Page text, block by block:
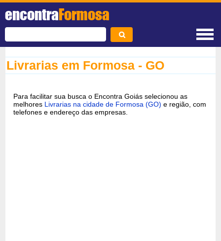
encontraFormosa
Livrarias em Formosa - GO
Para facilitar sua busca o Encontra Goiás selecionou as
melhores Livrarias na cidade de Formosa (GO) e região, com
telefones e endereço das empresas.